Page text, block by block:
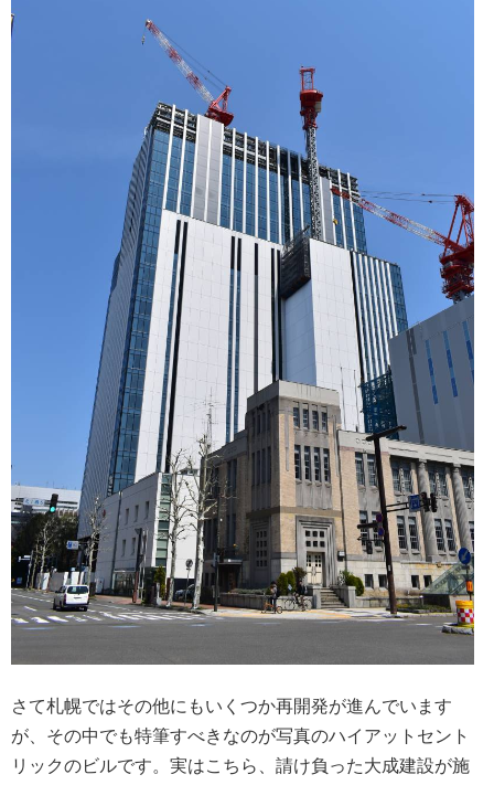
さて札幌ではその他にもいくつか再開発が進んでいます
が、その中でも特筆すべきなのが写真のハイアットセント
リックのビルです。実はこちら、請け負った大成建設が施